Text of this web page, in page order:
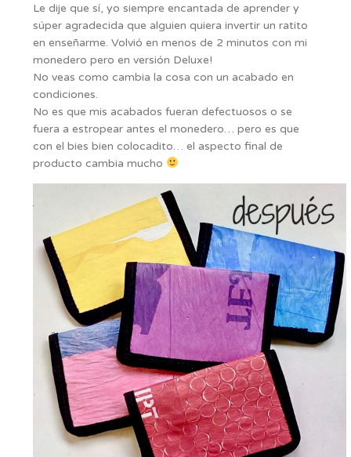
Le dije que sí, yo siempre encantada de aprender y
súper agradecida que alguien quiera invertir un ratito
en enseñarme. Volvió en menos de 2 minutos con mi
monedero pero en versión Deluxe!
No veas como cambia la cosa con un acabado en
condiciones.
No es que mis acabados fueran defectuosos o se
fuera a estropear antes el monedero… pero es que
con el bies bien colocadito… el aspecto final de
producto cambia mucho